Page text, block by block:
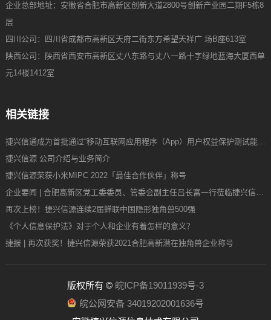
企业总部地址：安徽省合肥市高新区创新大道2800号创新产业园二期F5栋8
层
四川公司：四川省成都市高新区天府二街东方希望天祥广 场B座613室
陕西公司：陕西省西安市高新区丈八东路与丈八一路十字绿地蓝海大厦西单
元14楼1412室
相关链接
捷兴信通成为首批通过“移动互联网应用程序（App）用户权益保护测试能力”验证企业
捷兴信源 公司介绍与业务简介
捷兴信源荣获小米MIPC 2022「最佳合作伙伴」称号
企业要闻 | 合肥高新区党工委委员、管委会副主任吕长富一行莅临捷兴信源调研
再次上榜！捷兴信源连续2届蝉联中国隐形独角兽500强
《个人信息保护法》对于个人和企业有着怎样的意义？
捷报 | 再次获奖！捷兴信源荣获2021合肥高新潜在独角兽企业称号
版权所有 © 皖ICP备19011939号-3
皖公网安备 34019202001636号